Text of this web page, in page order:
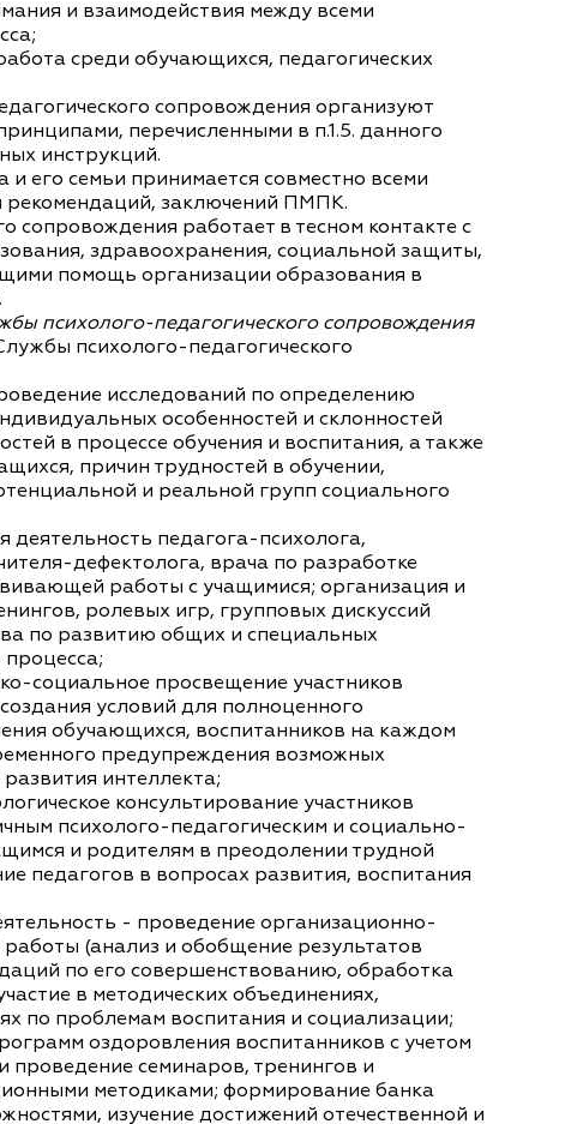
и взаимодействия между всеми
среди обучающихся, педагогических
сопровождения организуют
перечисленными в п.1.5. данного
инструкций.
его семьи принимается совместно всеми
рекомендаций, заключений ПМПК.
сопровождения работает в тесном контакте с
здравоохранения, социальной защиты,
помощь организации образования в
психолого-педагогического сопровождения
психолого-педагогического
исследований по определению
особенностей и склонностей
в процессе обучения и воспитания, а также
причин трудностей в обучении,
и реальной групп социального
педагога-психолога,
дефектолога, врача по разработке
работы с учащимися; организация и
ролевых игр, групповых дискуссий
по развитию общих и специальных
процесса;
социальное просвещение участников
условий для полноценного
обучающихся, воспитанников на каждом
предупреждения возможных
интеллекта;
консультирование участников
психолого-педагогическим и социально-
и родителям в преодолении трудной
педагогов в вопросах развития, воспитания
- проведение организационно-
(анализ и обобщение результатов
по его совершенствованию, обработка
в методических объединениях,
по проблемам воспитания и социализации;
оздоровления воспитанников с учетом
проведение семинаров, тренингов и
методиками; формирование банка
изучение достижений отечественной и